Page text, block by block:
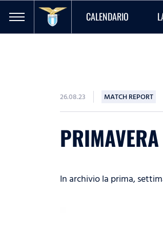
CALENDARIO
26.08.23 MATCH REPORT
In archivio la prima,